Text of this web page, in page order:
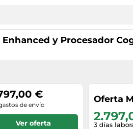
y Procesador
€
de envío
Ver oferta
Oferta
3 días